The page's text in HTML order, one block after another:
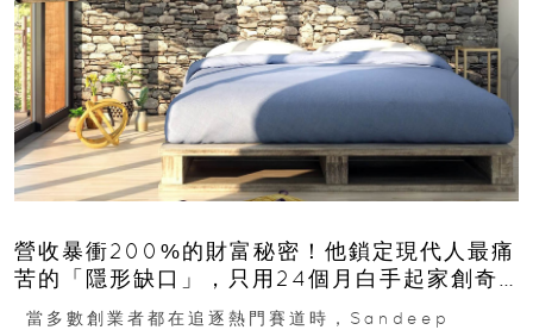
營收暴衝200%的財富秘密！他鎖定現代人最痛
苦的「隱形缺口」，只用24個月白手起家創奇
蹟
當多數創業者都在追逐熱門賽道時，Sandeep